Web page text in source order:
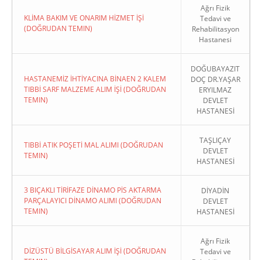
KLİMA BAKIM VE ONARIM HİZMET İŞİ
(DOĞRUDAN TEMIN)
Ağrı Fizik
Tedavi ve
Rehabilitasyon
Hastanesi
HASTANEMİZ İHTİYACINA BİNAEN 2 KALEM
TIBBİ SARF MALZEME ALIM İŞİ (DOĞRUDAN
TEMIN)
DOĞUBAYAZIT
DOÇ DR.YAŞAR
ERYILMAZ
DEVLET
HASTANESİ
TIBBİ ATIK POŞETİ MAL ALIMI (DOĞRUDAN
TEMIN)
TAŞLIÇAY
DEVLET
HASTANESİ
3 BIÇAKLI TİRİFAZE DİNAMO PİS AKTARMA
PARÇALAYICI DİNAMO ALIMI (DOĞRUDAN
TEMIN)
DİYADİN
DEVLET
HASTANESİ
DİZÜSTÜ BİLGİSAYAR ALIM İŞİ (DOĞRUDAN
Ağrı Fizik
Tedavi ve